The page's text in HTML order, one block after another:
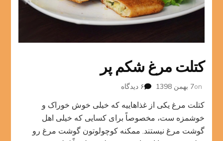
کتلت مرغ شکم پر
on7 بهمن 1398 ۶ دیدگاه
مرغ
شکم
پر
کتلت مرغ یکی از غذاهاییه که خیلی خوش خوراک و
خوشمزه ست، مخصوصاً برای کسایی که خیلی اهل
گوشت مرغ نیستند. ممکنه کوچولوتون گوشت مرغ رو